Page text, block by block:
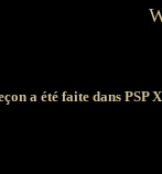
a été faite dans PSP